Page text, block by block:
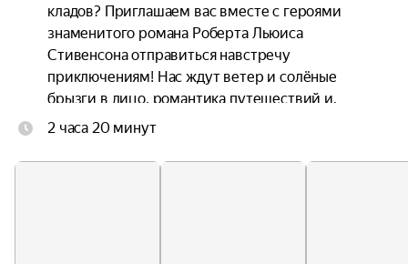
кладов? Приглашаем вас вместе с героями
знаменитого романа Роберта Льюиса
Стивенсона отправиться навстречу
приключениям! Нас ждут ветер и солёные
брызги в лицо, романтика путешествий и,
конечно, знаменитое пиратское «Йо-хо-хо и
2 часа 20 минут